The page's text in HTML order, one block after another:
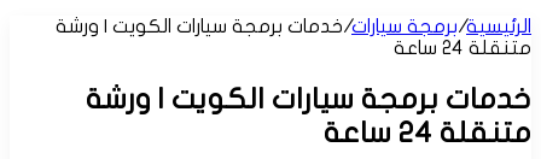
الرئيسية/برمجة سيارات/خدمات برمجة سيارات الكويت | ورشة
متنقلة 24 ساعة
خدمات برمجة سيارات الكويت | ورشة
متنقلة 24 ساعة